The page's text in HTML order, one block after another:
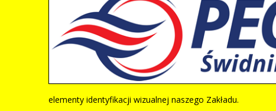
Certyfikaty
elementy identyfikacji wizualnej naszego Zakładu.